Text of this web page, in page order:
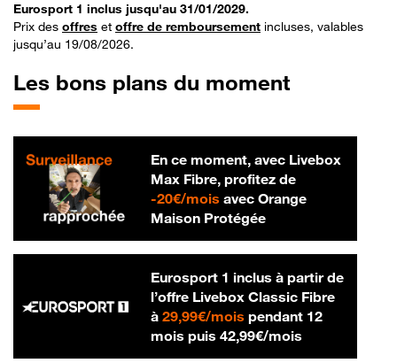
Eurosport 1 inclus jusqu'au 31/01/2029.
Prix des offres et offre de remboursement incluses, valables
jusqu’au 19/08/2026.
Les bons plans du moment
En ce moment, avec Livebox
Max Fibre, profitez de
-20€/mois20 € par mois
avec Orange
Maison Protégée
Eurosport 1 inclus à partir de
l’offre Livebox Classic Fibre
à 29,99€/mois29,99 € par mois
pendant 12
mois puis 42,99€/mois42,99 € par